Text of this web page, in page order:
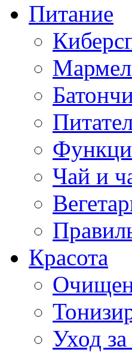
Питание
Чай и
Красота
Уход